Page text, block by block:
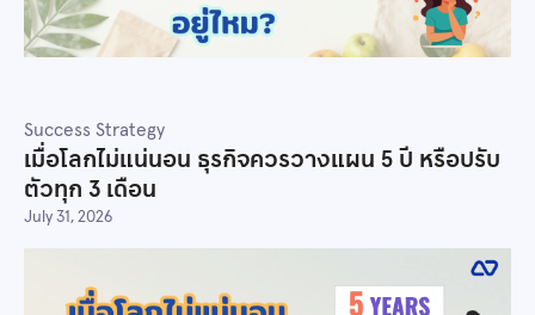
Success Strategy
เมื่อโลกไม่แน่นอน ธุรกิจควรวางแผน 5 ปี หรือปรับ
ตัวทุก 3 เดือน
July 31, 2026